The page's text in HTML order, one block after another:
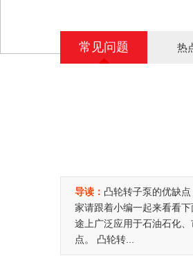
常见问题 热
导读： 凸轮转子泵的优缺
家请跟着小编一起来看看
途上广泛应用于石油石化
点。 凸轮转...